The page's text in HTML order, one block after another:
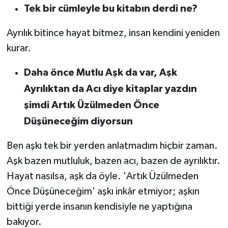
Tek bir cümleyle bu kitabın derdi ne?
Ayrılık bitince hayat bitmez, insan kendini yeniden
kurar.
Daha önce Mutlu Aşk da var, Aşk
Ayrılıktan da Acı diye kitaplar yazdın
şimdi Artık Üzülmeden Önce
Düşüneceğim diyorsun
Ben aşkı tek bir yerden anlatmadım hiçbir zaman.
Aşk bazen mutluluk, bazen acı, bazen de ayrılıktır.
Hayat nasılsa, aşk da öyle. 'Artık Üzülmeden
Önce Düşüneceğim' aşkı inkâr etmiyor; aşkın
bittiği yerde insanın kendisiyle ne yaptığına
bakıyor.